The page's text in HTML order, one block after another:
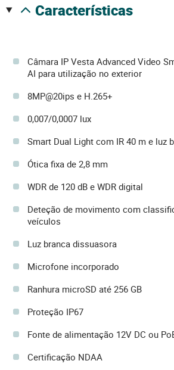
características
Câmara IP Vesta Advanced Video
AI para utilização no exterior
8MP@20ips e H.265+
0,007/0,0007 lux
Smart Dual Light com IR 40 m e luz
Ótica fixa de 2,8 mm
WDR de 120 dB e WDR digital
Deteção de movimento com
veículos
Luz branca dissuasora
Microfone incorporado
Ranhura microSD até 256 GB
Proteção IP67
Fonte de alimentação 12V DC ou
Certificação NDAA